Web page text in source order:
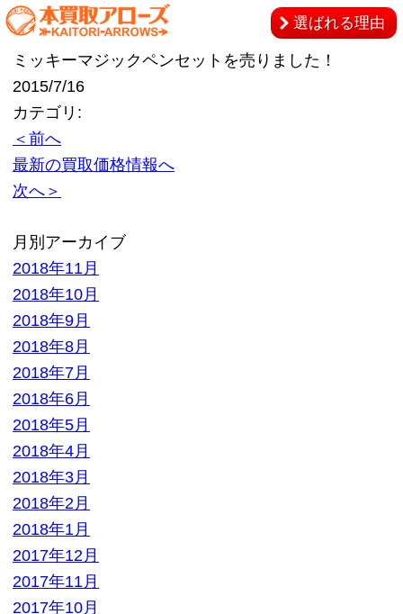
選ばれる理由
2015/7/16
カテゴリ:
最新の買取価格情報へ
次へ＞
月別アーカイブ
2018年11月
2018年8月
2018年7月
2018年6月
2018年5月
2018年4月
2018年3月
2018年1月
2017年12月
2017年11月
2017年10月
2017年9月
2017年8月
2017年6月
2017年5月
2017年4月
2017年3月
2017年2月
2017年1月